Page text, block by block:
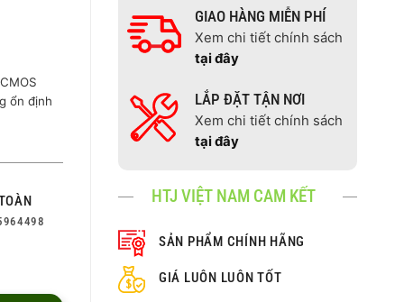
GIAO HÀNG MIỄN PHÍ
Xem chi tiết chính sách
tại đây
LẮP ĐẶT TẬN NƠI
Xem chi tiết chính sách
tại đây
HTJ VIỆT NAM CAM KẾT
SẢN PHẨM CHÍNH HÃNG
GIÁ LUÔN LUÔN TỐT
ổn định